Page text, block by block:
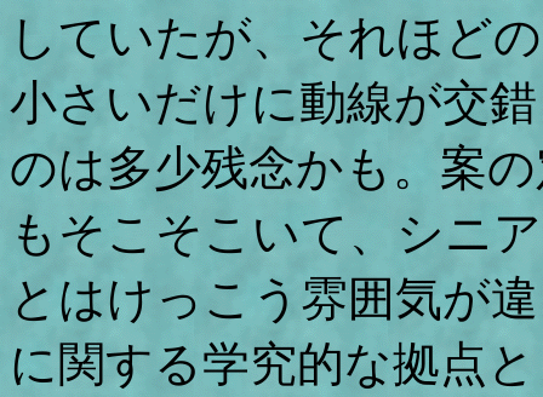
していたが、それほど
小さいだけに動線が交
のは多少残念かも。案
もそこそこいて、シニ
とはけっこう雰囲気が
に関する学究的な拠点